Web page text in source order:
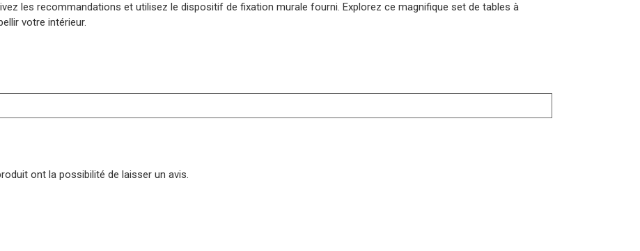
les recommandations et utilisez le dispositif de fixation murale fourni. Explorez ce magnifique set de tables à
votre intérieur.
ont la possibilité de laisser un avis.